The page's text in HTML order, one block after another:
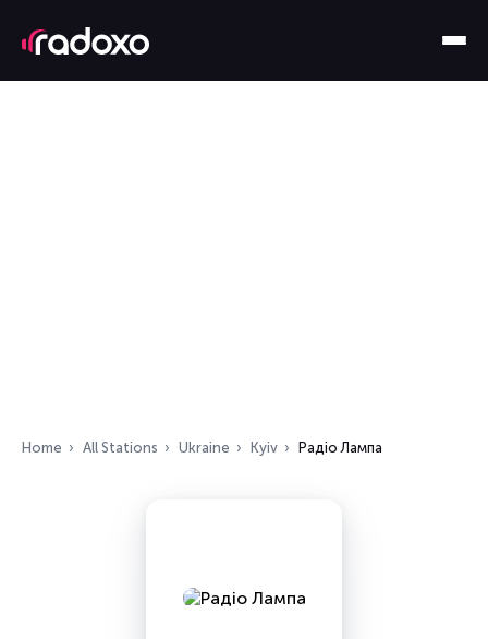
Home All Stations Ukraine Kyiv Радіо Лампа